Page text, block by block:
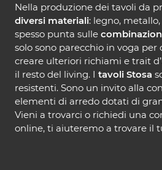
Nella produzione dei tavoli da
diversi materiali: legno,
spesso punta sulle
solo sono parecchio in voga
creare ulteriori richiami e trait
il resto del living. I tavoli Stosa
resistenti. Sono un invito alla
elementi di arredo dotati di
Vieni a trovarci o richiedi una
online, ti aiuteremo a trovare il